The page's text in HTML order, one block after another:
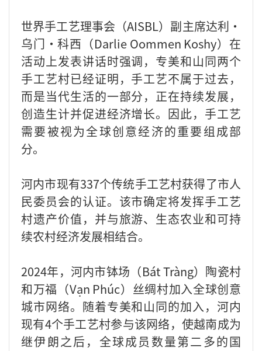
世界手工艺理事会（AISBL）副主席达利·
乌门·科西（Darlie Oommen Koshy）在
活动上发表讲话时强调，专美和山同两个
手工艺村已经证明，手工艺不属于过去，
而是当代生活的一部分，正在持续发展，
创造生计并促进经济增长。因此，手工艺
需要被视为全球创意经济的重要组成部
分。
河内市现有337个传统手工艺村获得了市人
民委员会的认证。该市确定将发挥手工艺
村遗产价值，并与旅游、生态农业和可持
续农村经济发展相结合。
2024年，河内市钵场（Bát Tràng）陶瓷村
和万福（Vạn Phúc）丝绸村加入全球创意
城市网络。随着专美和山同的加入，河内
现有4个手工艺村参与该网络，使越南成为
继伊朗之后，全球成员数量第二多的国